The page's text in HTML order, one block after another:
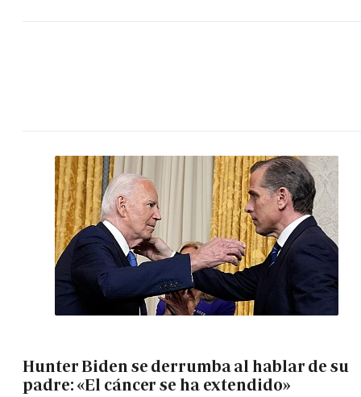
Hunter Biden se derrumba al hablar de su
padre: «El cáncer se ha extendido»